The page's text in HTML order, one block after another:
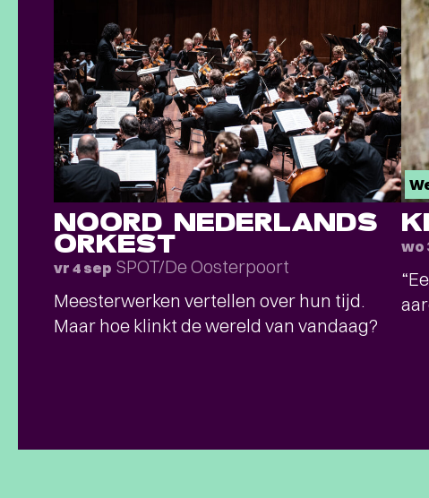
NOORD NEDERLANDS
ORKEST
vr 4 sep SPOT/De Oosterpoort
Meesterwerken vertellen over hun tijd.
Maar hoe klinkt de wereld van vandaag?
wo